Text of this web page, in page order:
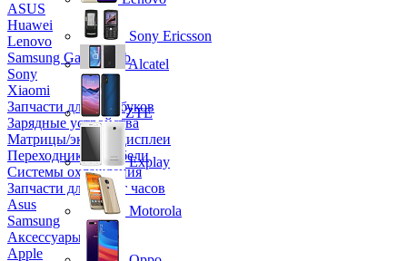
ASUS
Huawei
Lenovo
Samsung Galaxy Tab
Sony
Xiaomi
Запчасти для ноутбуков
Зарядные устройства
Матрицы/экраны/дисплеи
Переходники и кабели
Системы охлаждения
Запчасти для смарт часов
Asus
Samsung
Аксессуары
Apple
Sony Ericsson
Alcatel
ZTE
Explay
Motorola